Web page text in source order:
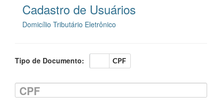
Cadastro de Usuários
Domicílio Tributário Eletrônico
Tipo de Documento: CPF
CNPJ
CPF